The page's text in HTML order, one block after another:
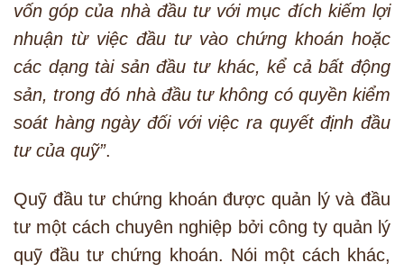
vốn góp của nhà đầu tư với mục đích kiếm lợi
nhuận từ việc đầu tư vào chứng khoán hoặc
các dạng tài sản đầu tư khác, kể cả bất động
sản, trong đó nhà đầu tư không có quyền kiểm
soát hàng ngày đối với việc ra quyết định đầu
tư của quỹ”.
Quỹ đầu tư chứng khoán được quản lý và đầu
tư một cách chuyên nghiệp bởi công ty quản lý
quỹ đầu tư chứng khoán. Nói một cách khác,